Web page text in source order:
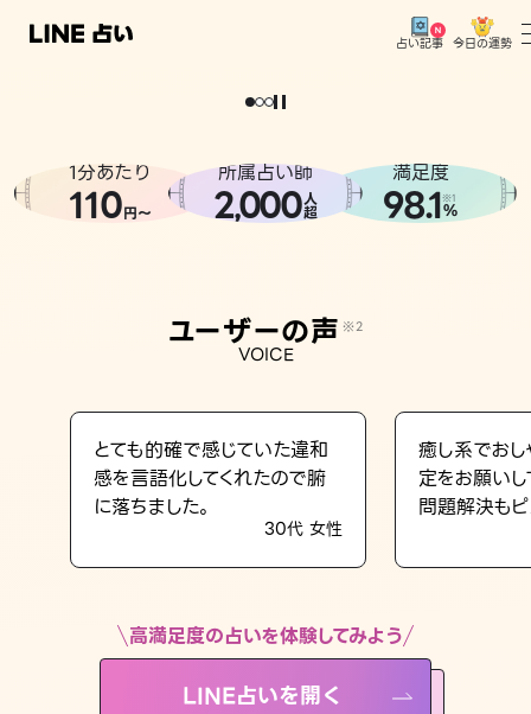
占い記事 今日の運勢
相談事例
LINE占いを開く
※LINEアプリ内のサービスページへ遷移します
どうせなら
。
1分あたり
110円〜
所属占い師
2,000人
超
満足度
98.1※1
%
ユーザーの声 ※2
VOICE
とても的確で感じていた違和
感を言語化してくれたので腑
に落ちました。
30代 女性
癒し系でおし
定をお願い
問題解決もピ
高満足度の占いを体験してみよう
LINE占いを開く